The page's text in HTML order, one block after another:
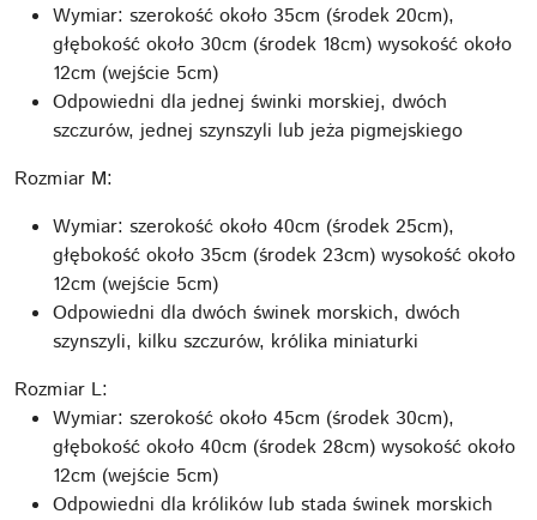
Wymiar: szerokość około 35cm (środek 20cm),
głębokość około 30cm (środek 18cm) wysokość około
12cm (wejście 5cm)
Odpowiedni dla jednej świnki morskiej, dwóch
szczurów, jednej szynszyli lub jeża pigmejskiego
Rozmiar M:
Wymiar: szerokość około 40cm (środek 25cm),
głębokość około 35cm (środek 23cm) wysokość około
12cm (wejście 5cm)
Odpowiedni dla dwóch świnek morskich, dwóch
szynszyli, kilku szczurów, królika miniaturki
Rozmiar L:
Wymiar: szerokość około 45cm (środek 30cm),
głębokość około 40cm (środek 28cm) wysokość około
12cm (wejście 5cm)
Odpowiedni dla królików lub stada świnek morskich